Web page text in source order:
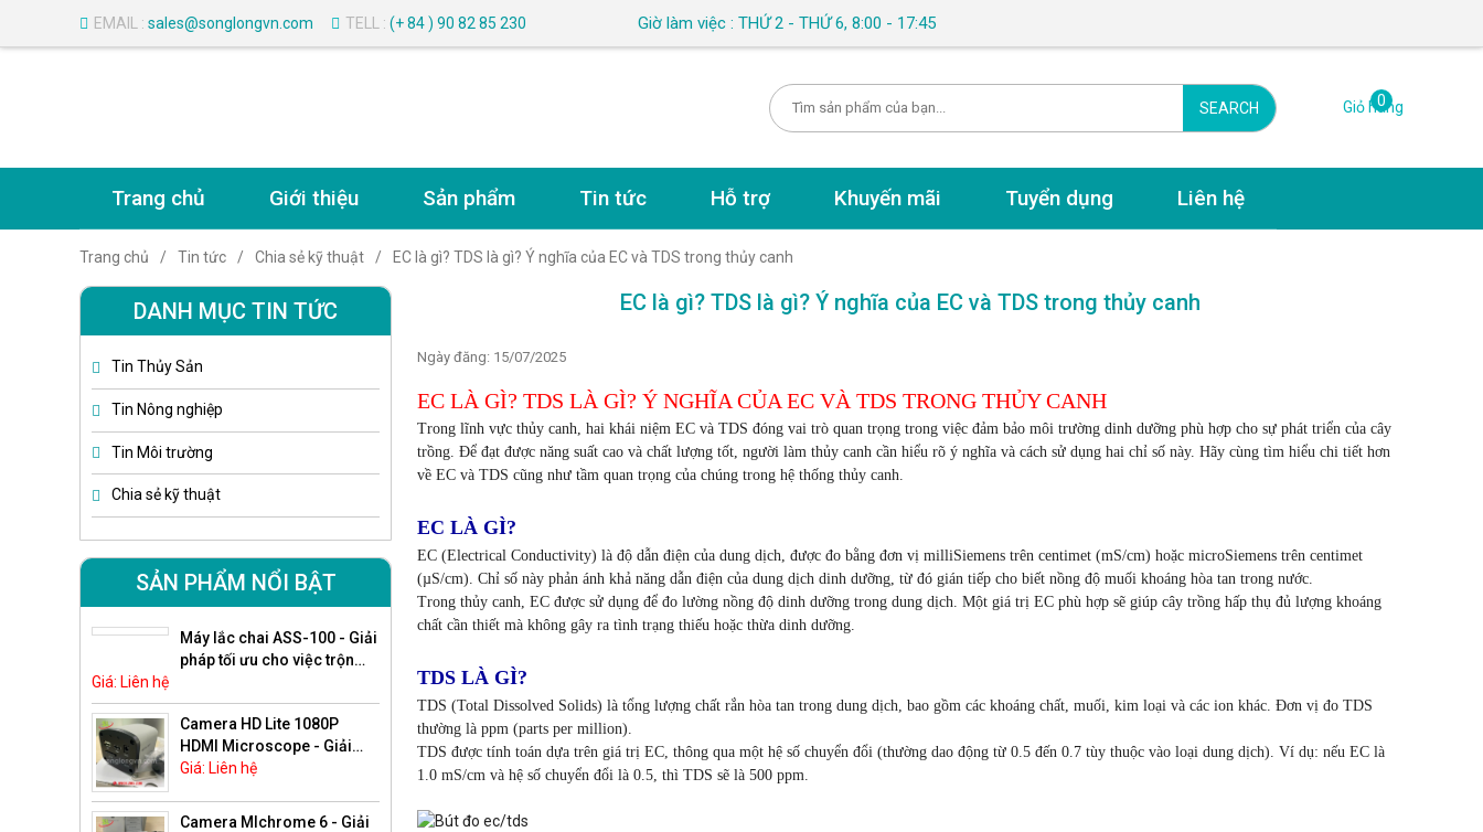
EMAIL : sales@songlongvn.com TELL : (+ 84 ) 90 82 85 230 Giờ làm việc : THỨ 2 - THỨ 6, 8:00 - 17:45
SEARCH Giỏ hàng
0
Trang chủ Giới thiệu Sản phẩm Tin tức Hỗ trợ Khuyến mãi Tuyển dụng Liên hệ
Trang chủ Tin tức Chia sẻ kỹ thuật EC là gì? TDS là gì? Ý nghĩa của EC và TDS trong thủy canh
DANH MỤC TIN TỨC
Tin Thủy Sản
Tin Nông nghiệp
Tin Môi trường
Chia sẻ kỹ thuật
SẢN PHẨM NỔI BẬT
Máy lắc chai ASS-100 - Giải
pháp tối ưu cho việc trộn
nghiệm hiện đại
Giá: Liên hệ
Camera HD Lite 1080P
HDMI Microscope - Giải
pháp ghi hình và quan sát
kính hiển vi
Giá: Liên hệ
Camera MIchrome 6 - Giải
EC là gì? TDS là gì? Ý nghĩa của EC và TDS trong thủy canh
Ngày đăng: 15/07/2025
EC LÀ GÌ? TDS LÀ GÌ? Ý NGHĨA CỦA EC VÀ TDS TRONG THỦY CANH
Trong lĩnh vực thủy canh, hai khái niệm EC và TDS đóng vai trò quan trọng trong việc đảm bảo môi trường dinh dưỡng phù hợp cho sự phát triển của cây
trồng. Để đạt được năng suất cao và chất lượng tốt, người làm thủy canh cần hiểu rõ ý nghĩa và cách sử dụng hai chỉ số này. Hãy cùng tìm hiểu chi tiết hơn
về EC và TDS cũng như tầm quan trọng của chúng trong hệ thống thủy canh.
EC LÀ GÌ?
EC (Electrical Conductivity) là độ dẫn điện của dung dịch, được đo bằng đơn vị milliSiemens trên centimet (mS/cm) hoặc microSiemens trên centimet
(µS/cm). Chỉ số này phản ánh khả năng dẫn điện của dung dịch dinh dưỡng, từ đó gián tiếp cho biết nồng độ muối khoáng hòa tan trong nước.
Trong thủy canh, EC được sử dụng để đo lường nồng độ dinh dưỡng trong dung dịch. Một giá trị EC phù hợp sẽ giúp cây trồng hấp thụ đủ lượng khoáng
chất cần thiết mà không gây ra tình trạng thiếu hoặc thừa dinh dưỡng.
TDS LÀ GÌ?
TDS (Total Dissolved Solids) là tổng lượng chất rắn hòa tan trong dung dịch, bao gồm các khoáng chất, muối, kim loại và các ion khác. Đơn vị đo TDS
thường là ppm (parts per million).
TDS được tính toán dựa trên giá trị EC, thông qua một hệ số chuyển đổi (thường dao động từ 0.5 đến 0.7 tùy thuộc vào loại dung dịch). Ví dụ: nếu EC là
1.0 mS/cm và hệ số chuyển đổi là 0.5, thì TDS sẽ là 500 ppm.